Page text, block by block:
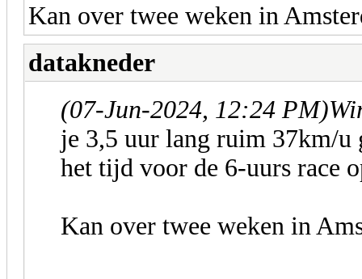
Kan over twee weken in
datakneder
(07-Jun-2024, 12:24 PM)
je 3,5 uur lang ruim 37km/
het tijd voor de 6-uurs race
Kan over twee weken in